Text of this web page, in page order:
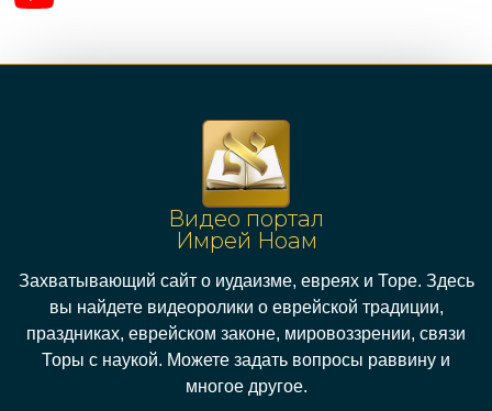
Видео портал
Имрей Ноам
Захватывающий сайт о иудаизме, евреях и Торе. Здесь
вы найдете видеоролики о еврейской традиции,
праздниках, еврейском законе, мировоззрении, связи
Торы с наукой. Можете задать вопросы раввину и
многое другое.